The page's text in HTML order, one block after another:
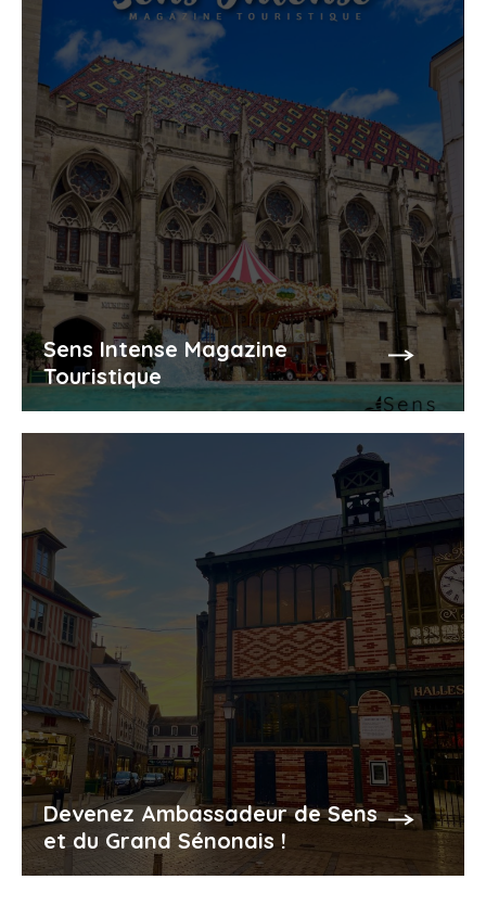
Sens Intense Magazine
Touristique
Devenez Ambassadeur de Sens
et du Grand Sénonais !